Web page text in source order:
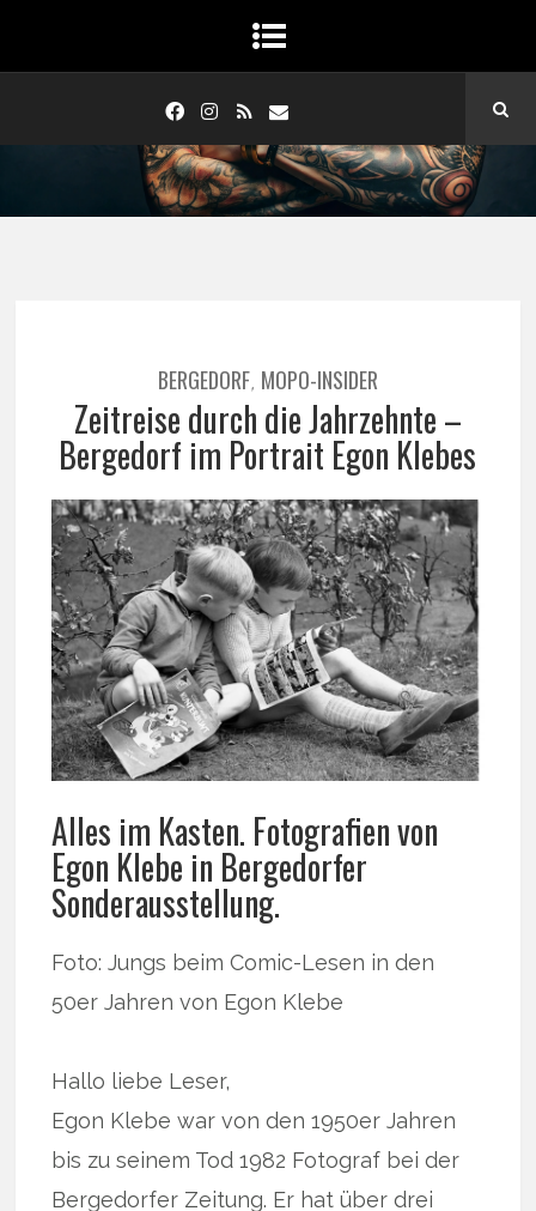
BERGEDORF, MOPO-INSIDER
Zeitreise durch die Jahrzehnte –
Bergedorf im Portrait Egon Klebes
Alles im Kasten. Fotografien von
Egon Klebe in Bergedorfer
Sonderausstellung.
Foto: Jungs beim Comic-Lesen in den
50er Jahren von Egon Klebe
Hallo liebe Leser,
Egon Klebe war von den 1950er Jahren
bis zu seinem Tod 1982 Fotograf bei der
Bergedorfer Zeitung. Er hat über drei